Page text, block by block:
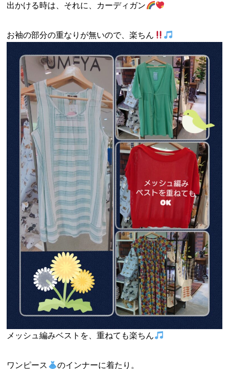
出かける時は、それに、カーディガン
お袖の部分の重なりが無いので、楽ちん
メッシュ編みベストを、重ねても楽ちん
ワンピース のインナーに着たり。